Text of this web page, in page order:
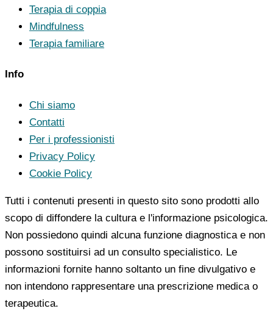
Terapia di coppia
Mindfulness
Terapia familiare
Info
Chi siamo
Contatti
Per i professionisti
Privacy Policy
Cookie Policy
Tutti i contenuti presenti in questo sito sono prodotti allo
scopo di diffondere la cultura e l'informazione psicologica.
Non possiedono quindi alcuna funzione diagnostica e non
possono sostituirsi ad un consulto specialistico. Le
informazioni fornite hanno soltanto un fine divulgativo e
non intendono rappresentare una prescrizione medica o
terapeutica.